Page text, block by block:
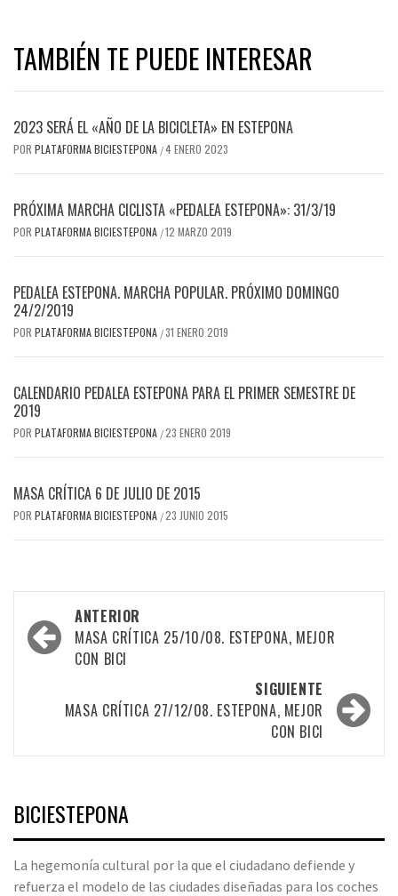
TAMBIÉN TE PUEDE INTERESAR
2023 SERÁ EL «AÑO DE LA BICICLETA» EN ESTEPONA
POR PLATAFORMA BICIESTEPONA /4 ENERO 2023
PRÓXIMA MARCHA CICLISTA «PEDALEA ESTEPONA»: 31/3/19
POR PLATAFORMA BICIESTEPONA /12 MARZO 2019
PEDALEA ESTEPONA. MARCHA POPULAR. PRÓXIMO DOMINGO
24/2/2019
POR PLATAFORMA BICIESTEPONA /31 ENERO 2019
CALENDARIO PEDALEA ESTEPONA PARA EL PRIMER SEMESTRE DE
2019
POR PLATAFORMA BICIESTEPONA /23 ENERO 2019
MASA CRÍTICA 6 DE JULIO DE 2015
POR PLATAFORMA BICIESTEPONA /23 JUNIO 2015
Navegación
por
entradas
ANTERIOR
MASA CRÍTICA 25/10/08. ESTEPONA, MEJOR
CON BICI
SIGUIENTE
MASA CRÍTICA 27/12/08. ESTEPONA, MEJOR
CON BICI
BICIESTEPONA
La hegemonía cultural por la que el ciudadano defiende y
refuerza el modelo de las ciudades diseñadas para los coches